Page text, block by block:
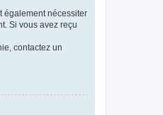
également nécessiter
Si vous avez reçu
contactez un